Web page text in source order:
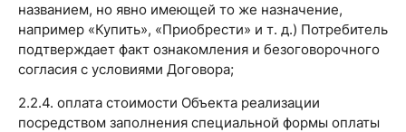
названием, но явно имеющей то же назначение,
например «Купить», «Приобрести» и т. д.) Потребитель
подтверждает факт ознакомления и безоговорочного
согласия с условиями Договора;
2.2.4. оплата стоимости Объекта реализации
посредством заполнения специальной формы оплаты